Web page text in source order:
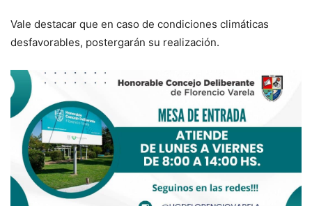
Vale destacar que en caso de condiciones climáticas
desfavorables, postergarán su realización.